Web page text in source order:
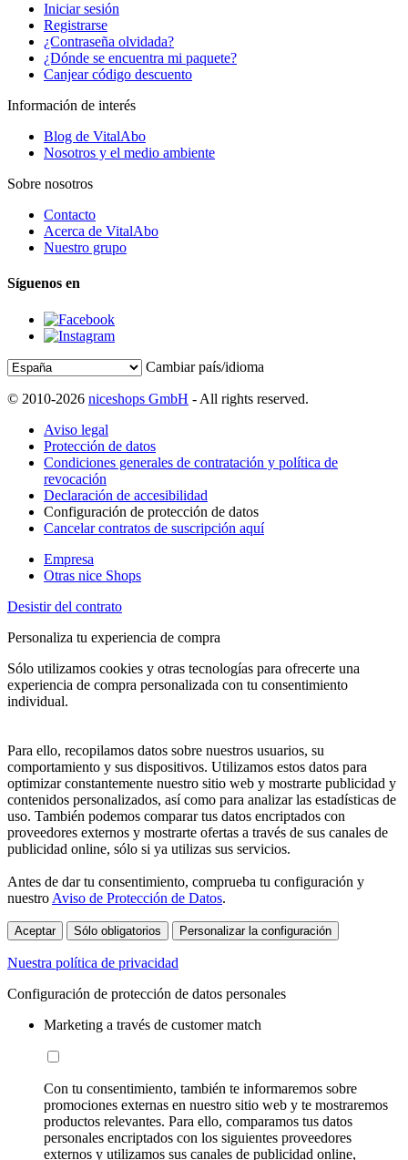
Iniciar sesión
Registrarse
¿Contraseña olvidada?
¿Dónde se encuentra mi paquete?
Canjear código descuento
Información de interés
Blog de VitalAbo
Nosotros y el medio ambiente
Sobre nosotros
Contacto
Acerca de VitalAbo
Nuestro grupo
Síguenos en
Cambiar país/idioma
© 2010-2026 niceshops GmbH - All rights reserved.
Aviso legal
Protección de datos
Condiciones generales de contratación y política de
revocación
Declaración de accesibilidad
Configuración de protección de datos
Cancelar contratos de suscripción aquí
Empresa
Otras nice Shops
Desistir del contrato
Personaliza tu experiencia de compra
Sólo utilizamos cookies y otras tecnologías para ofrecerte una
experiencia de compra personalizada con tu consentimiento
individual.
Para ello, recopilamos datos sobre nuestros usuarios, su
comportamiento y sus dispositivos. Utilizamos estos datos para
optimizar constantemente nuestro sitio web y mostrarte publicidad y
contenidos personalizados, así como para analizar las estadísticas de
uso. También podemos comparar tus datos encriptados con
proveedores externos y mostrarte ofertas a través de sus canales de
publicidad online, sólo si ya utilizas sus servicios.
Antes de dar tu consentimiento, comprueba tu configuración y
nuestro Aviso de Protección de Datos.
Aceptar Sólo obligatorios Personalizar la configuración
Nuestra política de privacidad
Configuración de protección de datos personales
Marketing a través de customer match
Con tu consentimiento, también te informaremos sobre
promociones externas en nuestro sitio web y te mostraremos
productos relevantes. Para ello, comparamos tus datos
personales encriptados con los siguientes proveedores
externos y utilizamos sus canales de publicidad online,